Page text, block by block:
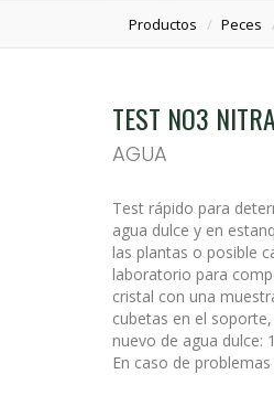
Productos Peces
TEST NO3
AGUA
Test rápido para
agua dulce y en
las plantas o posible
laboratorio para
cristal con una
cubetas en el
nuevo de agua dulce:
En caso de
INFORMACION PRODUCTOS